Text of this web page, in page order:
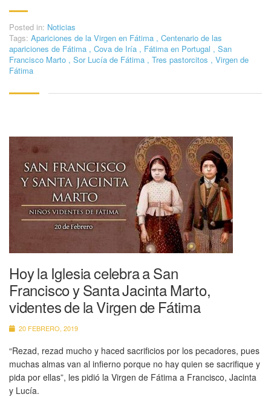
Posted in: Noticias
Tags: Apariciones de la Virgen en Fátima , Centenario de las
apariciones de Fátima , Cova de Iría , Fátima en Portugal , San
Francisco Marto , Sor Lucía de Fátima , Tres pastorcitos , Virgen de
Fátima
Hoy la Iglesia celebra a San
Francisco y Santa Jacinta Marto,
videntes de la Virgen de Fátima
20 FEBRERO, 2019
“Rezad, rezad mucho y haced sacrificios por los pecadores, pues
muchas almas van al infierno porque no hay quien se sacrifique y
pida por ellas”, les pidió la Virgen de Fátima a Francisco, Jacinta
y Lucía.